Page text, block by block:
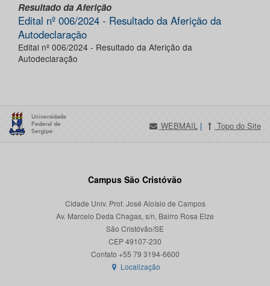
Resultado da Aferição
Edital nº 006/2024 - Resultado da Aferição da
Autodeclaração
Edital nº 006/2024 - Resultado da Aferição da
Autodeclaração
WEBMAIL | Topo do Site
Campus São Cristóvão
Cidade Univ. Prof. José Aloísio de Campos
Av. Marcelo Deda Chagas, s/n, Bairro Rosa Elze
São Cristóvão/SE
CEP 49107-230
Localização